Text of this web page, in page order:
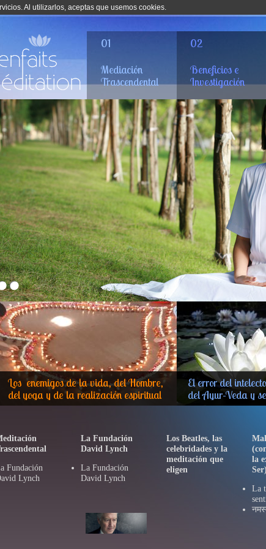
Al utilizarlos, aceptas que usemos cookies.
01
Mediación
Trascendental
02
Beneficios e
Investigación
Los enemigos de la vida, del Hombre,
del yoga y de la realización espiritual
El error del
del Ayur-Veda y
prajñāparādha en
pragya-aparadh)
Fundación
Lynch
La Fundación
David Lynch
La Fundación
David Lynch
Los Beatles, las
celebridades y la
meditación que
eligen
la
Ser)
La